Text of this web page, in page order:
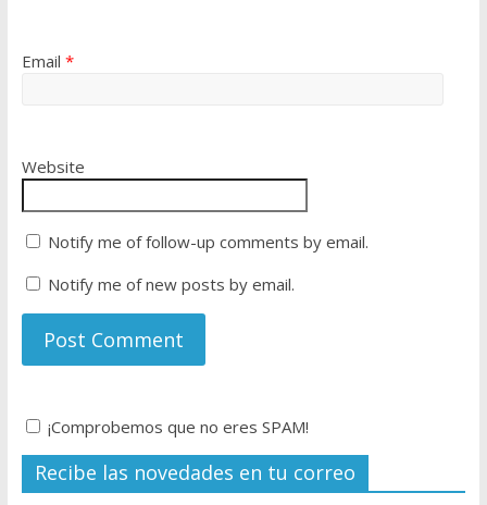
Email *
Website
Notify me of follow-up comments by email.
Notify me of new posts by email.
¡Comprobemos que no eres SPAM!
Recibe las novedades en tu correo